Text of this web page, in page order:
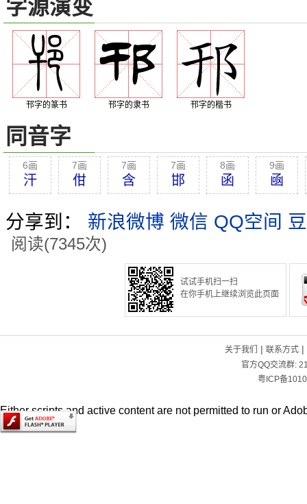
字源演变
邗字的篆书 邗字的隶书 邗字的楷书
同音字
6画
汗
7画
佄
7画
含
7画
邯
8画
函
9画
凾
分享到： 新浪微博 微信 QQ空间
阅读(7345次)
试试手机扫一扫
在你手机上继续浏览此页面
关于我们 | 联系方式|
官方QQ交流群:
粤ICP备
Either scripts and active content are not permitted to run or